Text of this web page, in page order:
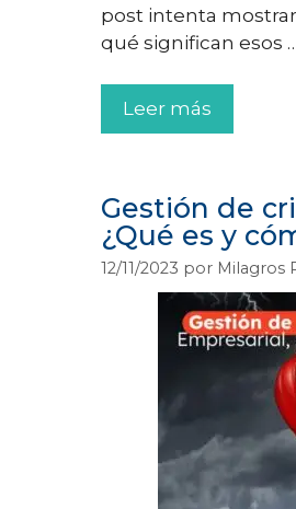
post intenta
qué significan esos
Leer más
Gestión de
¿Qué es y
12/11/2023 por Milagros